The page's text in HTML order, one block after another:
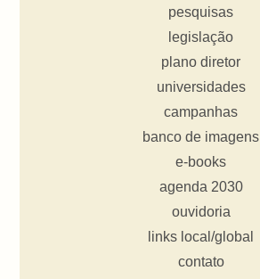
pesquisas
legislação
plano diretor
universidades
campanhas
banco de imagens
e-books
agenda 2030
ouvidoria
links local/global
contato